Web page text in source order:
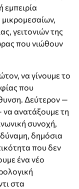
εμπειρία
γειτονιών της
που νιώθουν
να γίνουμε το
που
Δεύτερον —
να ανατάξουμε τη
συνοχή,
δημόσια
που δεν
ένα νέο
στα